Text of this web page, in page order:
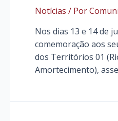
Notícias / Por
Nos dias 13 e 14 de
comemoração aos
dos Territórios 01
Amortecimento),